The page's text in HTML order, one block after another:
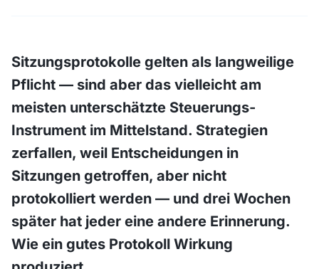
Sitzungsprotokolle gelten als langweilige
Pflicht — sind aber das vielleicht am
meisten unterschätzte Steuerungs-
Instrument im Mittelstand. Strategien
zerfallen, weil Entscheidungen in
Sitzungen getroffen, aber nicht
protokolliert werden — und drei Wochen
später hat jeder eine andere Erinnerung.
Wie ein gutes Protokoll Wirkung